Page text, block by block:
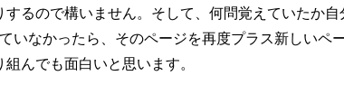
するので構いません。そして、何問覚えていたか
いなかったら、そのページを再度プラス新しいペ
組んでも面白いと思います。